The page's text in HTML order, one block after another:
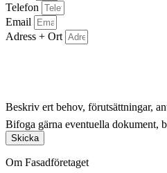
Telefon
Email
Adress + Ort
Beskriv ert behov, förutsättningar,
Bifoga gärna eventuella dokument,
Skicka
Om Fasadföretaget